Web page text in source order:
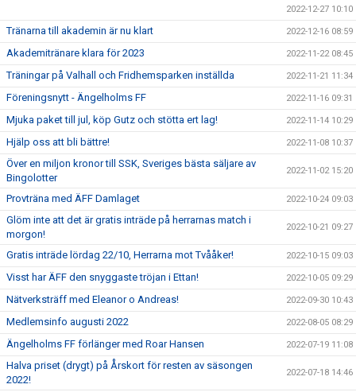
2022-12-27 10:10
Tränarna till akademin är nu klart 2022-12-16 08:59
Akademitränare klara för 2023 2022-11-22 08:45
Träningar på Valhall och Fridhemsparken inställda 2022-11-21 11:34
Föreningsnytt - Ängelholms FF 2022-11-16 09:31
Mjuka paket till jul, köp Gutz och stötta ert lag! 2022-11-14 10:29
Hjälp oss att bli bättre! 2022-11-08 10:37
Över en miljon kronor till SSK, Sveriges bästa säljare av
Bingolotter
2022-11-02 15:20
Provträna med ÄFF Damlaget 2022-10-24 09:03
Glöm inte att det är gratis inträde på herrarnas match i
morgon!
2022-10-21 09:27
Gratis inträde lördag 22/10, Herrarna mot Tvååker! 2022-10-15 09:03
Visst har ÄFF den snyggaste tröjan i Ettan! 2022-10-05 09:29
Nätverksträff med Eleanor o Andreas! 2022-09-30 10:43
Medlemsinfo augusti 2022 2022-08-05 08:29
Ängelholms FF förlänger med Roar Hansen 2022-07-19 11:08
Halva priset (drygt) på Årskort för resten av säsongen
2022!
2022-07-18 14:46